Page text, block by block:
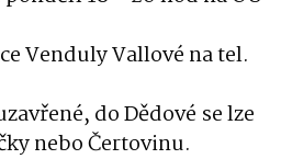
Venduly Vallové na tel.
do Dědové se lze
nebo Čertovinu.